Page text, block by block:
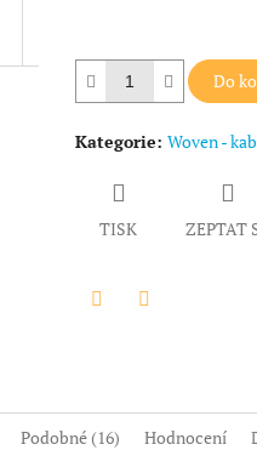
Do
Kategorie: Woven -
TISK ZEPTAT
Podobné (16) Hodnocení